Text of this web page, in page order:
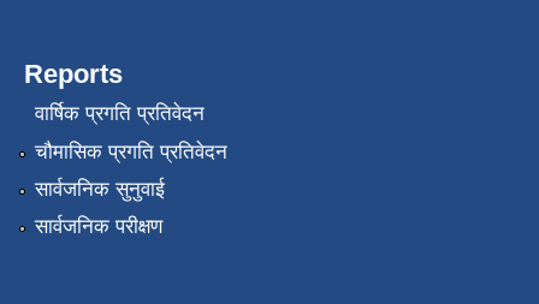
Reports
वार्षिक प्रगति प्रतिवेदन
चौमासिक प्रगति प्रतिवेदन
सार्वजनिक सुनुवाई
सार्वजनिक परीक्षण